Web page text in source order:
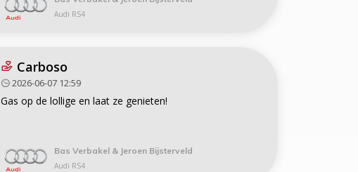
Audi RS4
Carboso
2026-06-07 12:59
Gas op de lollige en laat ze genieten!
Bas Verbakel & Jeroen Bijsterveld
Audi RS4